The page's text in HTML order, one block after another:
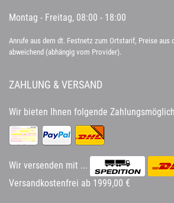
Montag - Freitag, 08:00 - 18:00
Anrufe aus dem dt. Festnetz zum Ortstarif, Preise aus
abweichend (abhängig vom Provider).
ZAHLUNG & VERSAND
Wir bieten Ihnen folgende
Wir versenden mit ...
Versandkostenfrei ab 1999,00 €